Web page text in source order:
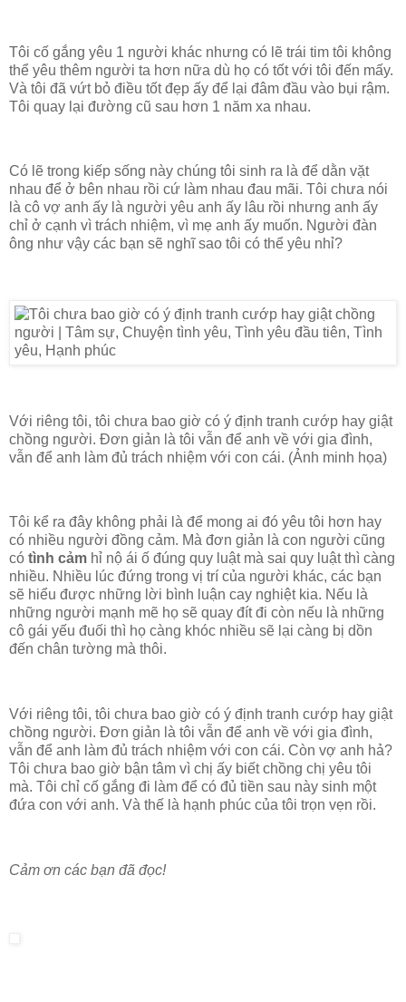
Tôi cố gắng yêu 1 người khác nhưng có lẽ trái tim tôi không
thể yêu thêm người ta hơn nữa dù họ có tốt với tôi đến mấy.
Và tôi đã vứt bỏ điều tốt đẹp ấy để lại đâm đầu vào bụi rậm.
Tôi quay lại đường cũ sau hơn 1 năm xa nhau.
Có lẽ trong kiếp sống này chúng tôi sinh ra là để dằn vặt
nhau để ở bên nhau rồi cứ làm nhau đau mãi. Tôi chưa nói
là cô vợ anh ấy là người yêu anh ấy lâu rồi nhưng anh ấy
chỉ ở cạnh vì trách nhiệm, vì mẹ anh ấy muốn. Người đàn
ông như vậy các bạn sẽ nghĩ sao tôi có thể yêu nhỉ?
Với riêng tôi, tôi chưa bao giờ có ý định tranh cướp hay giật
chồng người. Đơn giản là tôi vẫn để anh về với gia đình,
vẫn để anh làm đủ trách nhiệm với con cái. (Ảnh minh họa)
Tôi kể ra đây không phải là để mong ai đó yêu tôi hơn hay
có nhiều người đồng cảm. Mà đơn giản là con người cũng
có tình cảm hỉ nộ ái ố đúng quy luật mà sai quy luật thì càng
nhiều. Nhiều lúc đứng trong vị trí của người khác, các bạn
sẽ hiểu được những lời bình luận cay nghiệt kia. Nếu là
những người mạnh mẽ họ sẽ quay đít đi còn nếu là những
cô gái yếu đuối thì họ càng khóc nhiều sẽ lại càng bị dồn
đến chân tường mà thôi.
Với riêng tôi, tôi chưa bao giờ có ý định tranh cướp hay giật
chồng người. Đơn giản là tôi vẫn để anh về với gia đình,
vẫn để anh làm đủ trách nhiệm với con cái. Còn vợ anh hả?
Tôi chưa bao giờ bận tâm vì chị ấy biết chồng chị yêu tôi
mà. Tôi chỉ cố gắng đi làm để có đủ tiền sau này sinh một
đứa con với anh. Và thế là hạnh phúc của tôi trọn vẹn rồi.
Cảm ơn các bạn đã đọc!